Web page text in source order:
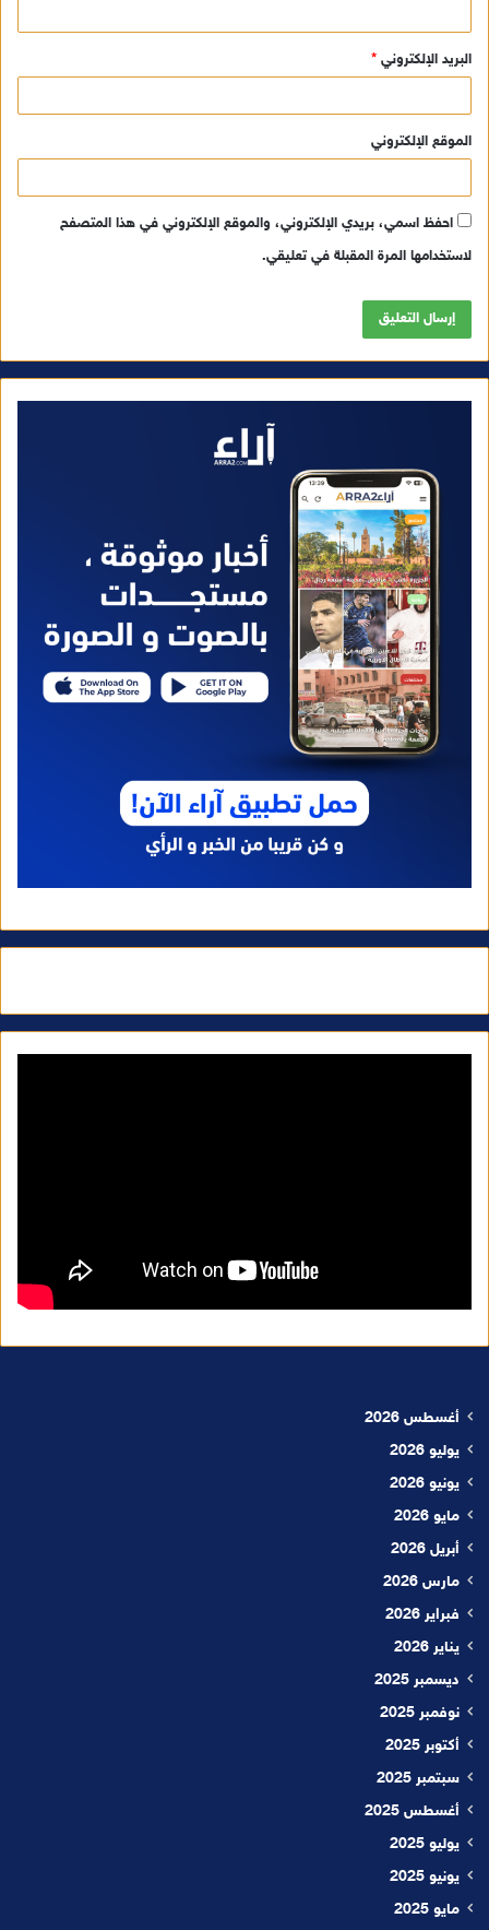
البريد الإلكتروني *
الموقع الإلكتروني
احفظ اسمي، بريدي الإلكتروني، والموقع الإلكتروني في هذا المتصفح
لاستخدامها المرة المقبلة في تعليقي.
أغسطس 2026
يوليو 2026
يونيو 2026
مايو 2026
أبريل 2026
مارس 2026
فبراير 2026
يناير 2026
ديسمبر 2025
نوفمبر 2025
أكتوبر 2025
سبتمبر 2025
أغسطس 2025
يوليو 2025
يونيو 2025
مايو 2025